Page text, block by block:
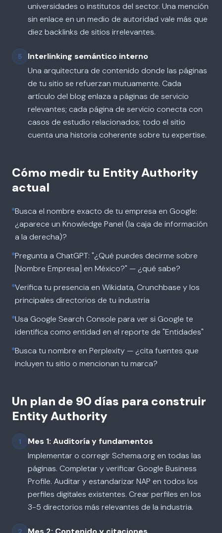
universidades o institutos del sector. Una mención
sin enlace en un medio de autoridad vale más que
diez backlinks de sitios irrelevantes.
5
Interlinking semántico interno
Una arquitectura de contenido donde las páginas
de tu sitio se refuerzan mutuamente. Cada
artículo del blog enlaza a páginas de servicio
relevantes; cada página de servicio conecta con
casos de estudio relacionados; todo el sitio
cuenta una historia coherente sobre tu expertise.
Cómo medir tu Entity Authority
actual
Busca el nombre exacto de tu empresa en Google:
¿aparece un Knowledge Panel (la caja de información
a la derecha)?
Pregunta a ChatGPT: "¿Qué puedes decirme sobre
[Nombre Empresa] en México?" — ¿qué sabe?
Verifica tu presencia en Wikidata, Crunchbase y los
principales directorios de tu industria
Usa Google Search Console para ver si Google te
identifica como entidad en el reporte de "Entidades"
Busca tu nombre en Perplexity — ¿cita fuentes que
incluyen tu sitio o mencionan tu marca?
Un plan de 90 días para construir
Entity Authority
1
Mes 1: Auditoría y fundamentos
Implementar o corregir Schema.org en todas las
páginas. Completar y verificar Google Business
Profile. Auditar y estandarizar NAP en todos los
perfiles digitales existentes. Crear perfiles en los
3-5 directorios más relevantes de la industria.